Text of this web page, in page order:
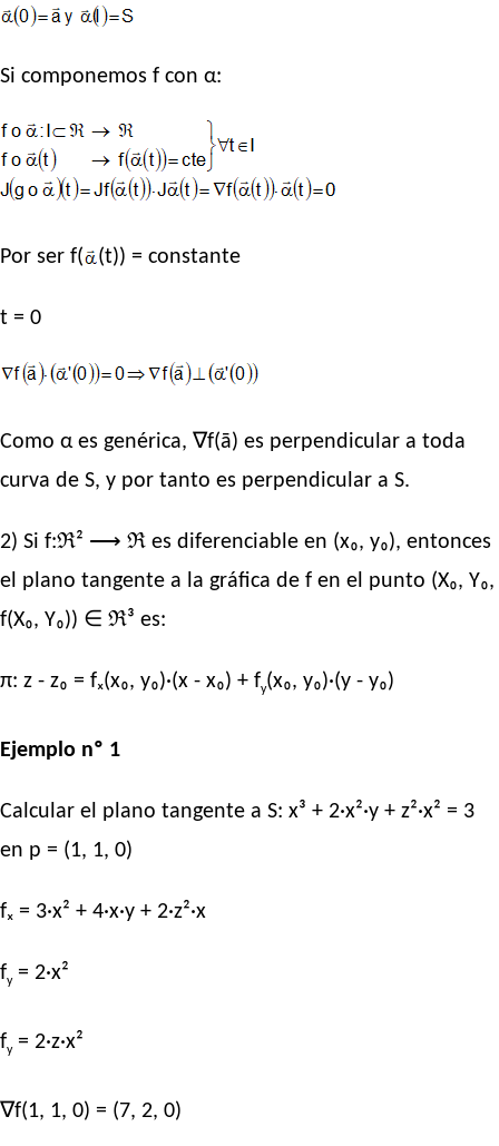
Si componemos f con α:
Por ser f( (t)) = constante
t = 0
Como α es genérica, ∇f(ā) es perpendicular a toda
curva de S, y por tanto es perpendicular a S.
2) Si f:ℜ² ⟶ ℜ es diferenciable en (x₀, y₀), entonces
el plano tangente a la gráfica de f en el punto (X₀, Y₀,
f(X₀, Y₀)) ∈ ℜ³ es:
π: z - z₀ = fₓ(x₀, y₀)·(x - x₀) + fy(x₀, y₀)·(y - y₀)
Ejemplo nº 1
Calcular el plano tangente a S: x³ + 2·x²·y + z²·x² = 3
en p = (1, 1, 0)
fₓ = 3·x² + 4·x·y + 2·z²·x
fy= 2·x²
fy= 2·z·x²
∇f(1, 1, 0) = (7, 2, 0)